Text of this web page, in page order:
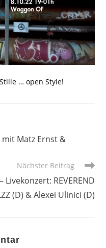
… open Style!
mit Matz Ernst &
Nächster Beitrag
Livekonzert: REVEREND
(D) & Alexei Ulinici (D)